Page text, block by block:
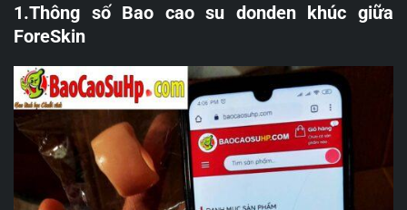
1.Thông số Bao cao su donden khúc giữa
ForeSkin